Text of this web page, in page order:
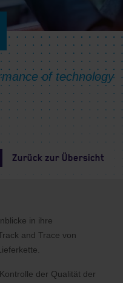
Zurück zur Übersicht
in ihre
and Trace von
der Qualität der